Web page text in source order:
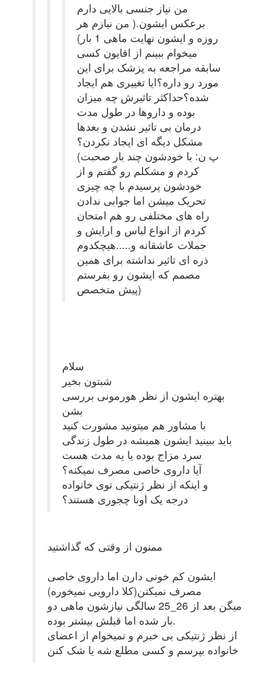
من نیاز جنسی بالایی دارم
برعکس ایشون.( من نیازم هر
روزه و ایشون نهایت ماهی 1 بار)
میخوام ببینم از اقایون کسی
سابقه مراجعه به پزشک برای این
مورد رو داره؟ایا تغییری هم ایجاد
شده؟حداکثر تاثیرش چه میزان
بوده و داروها در طول مدت
درمان بی تاثیر نشدن و بعدها
مشکل دیگه ای ایجاد نکردن؟
(پ ن: با خودشون چند بار صحبت
کردم و مشکلم رو گفتم و از
خودشون پرسیدم با چه چیزی
تحریک میشن اما جوابی ندادن
راه های مختلفی رو هم امتحان
کردم از انواع لباس و ارایش و
جملات عاشقانه و.....هیچکدوم
ذره ای تاثیر نداشته برای همین
مصمم که ایشون رو بفرستم
پیش متخصص)
سلام
شبتون بخیر
بهتره ایشون از نظر هورمونی بررسی
بشن
با مشاور هم میتونید مشورت کنید
باید ببینید ایشون همیشه در طول زندگی
سرد مزاج بوده یا یه مدت هست
آیا داروی خاصی مصرف نمیکنه؟
و اینکه از نظر ژنتیکی توی خانواده
درجه یک اونا چجوری هستند؟
ممنون از وقتی که گذاشتید
ایشون کم خونی دارن اما داروی خاصی
مصرف نمیکنن(کلا دارویی نمیخوره)
میگن بعد از 26_25 سالگی نیازشون ماهی دو
بار شده اما قبلش بیشتر بوده.
از نظر ژنتیکی بی خبرم و نمیخوام از اعضای
خانواده بپرسم و کسی مطلع شه یا شک کنن